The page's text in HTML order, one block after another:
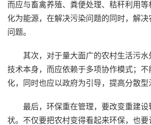
而应与畜禽养殖、粪便处理、秸秆利用
化为能源，在解决污染问题的同时，解
问题。
其次，对于量大面广的农村生活污
技术本身，而应依赖于多项协作模式；不
化，同时也应以政府为引导，提高分散型
最后，环保重在管理，要改变重建
状。不仅要把农村变得看起来环保，也要